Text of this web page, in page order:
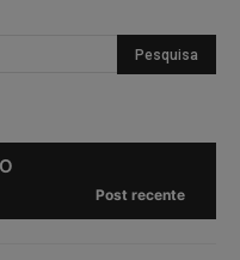
Post recente